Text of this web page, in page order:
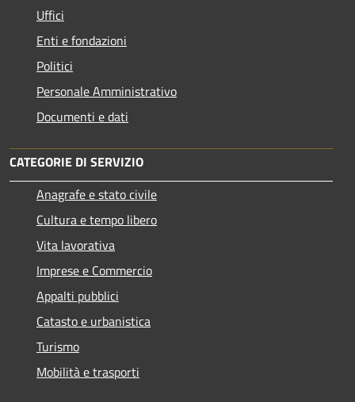
Uffici
Enti e fondazioni
Politici
Personale Amministrativo
Documenti e dati
CATEGORIE DI SERVIZIO
Anagrafe e stato civile
Cultura e tempo libero
Vita lavorativa
Imprese e Commercio
Appalti pubblici
Catasto e urbanistica
Turismo
Mobilità e trasporti